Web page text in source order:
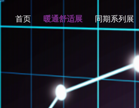
首页 暖通舒适展 同期系列展